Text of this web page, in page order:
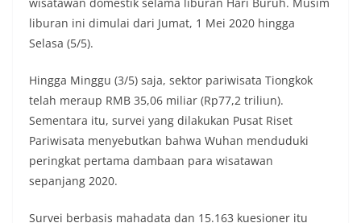
liburan ini dimulai dari Jumat, 1 Mei 2020 hingga
Selasa (5/5).
Hingga Minggu (3/5) saja, sektor pariwisata Tiongkok
telah meraup RMB 35,06 miliar (Rp77,2 triliun).
Sementara itu, survei yang dilakukan Pusat Riset
Pariwisata menyebutkan bahwa Wuhan menduduki
peringkat pertama dambaan para wisatawan
sepanjang 2020.
Survei berbasis mahadata dan 15.163 kuesioner itu